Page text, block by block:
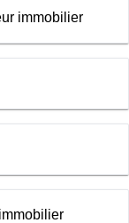
immobilier